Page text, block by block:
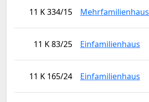
11 K 334/15 Mehrfamilienhaus
11 K 83/25 Einfamilienhaus
11 K 165/24 Einfamilienhaus